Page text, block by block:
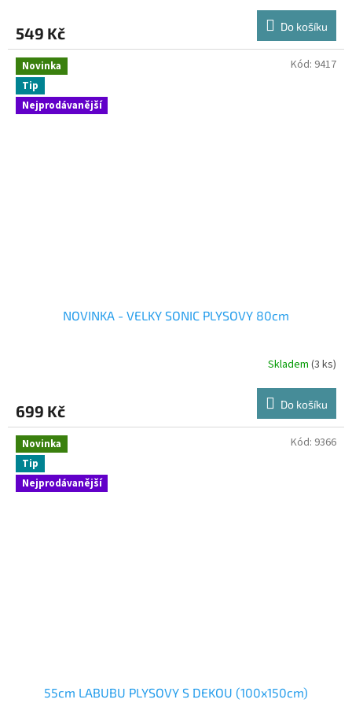
549 Kč Do košíku
Novinka
Tip
Nejprodávanější
NOVINKA - VELKY SONIC PLYSOVY 80cm
Skladem (3 ks)
699 Kč Do košíku
Kód: 9417
Novinka
Tip
Nejprodávanější
55cm LABUBU PLYSOVY S DEKOU (100x150cm)
Kód: 9366